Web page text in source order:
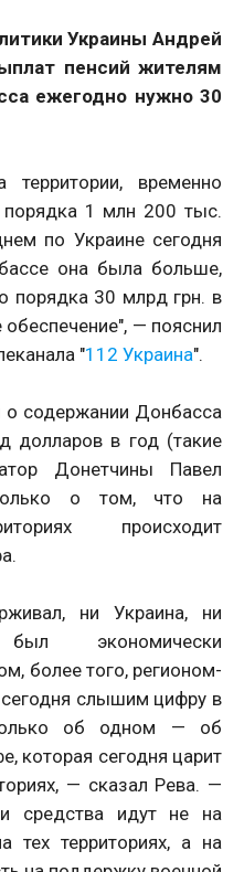
Украины Андрей
пенсий жителям
ежегодно нужно 30
временно
порядка 1 млн 200 тыс.
по Украине сегодня
она была больше,
порядка 30 млрд грн. в
— пояснил
"112 Украина".
о содержании Донбасса
долларов в год (такие
Донетчины Павел
о том, что на
происходит
ни Украина, ни
экономически
более того, регионом-
слышим цифру в
об одном — об
которая сегодня царит
— сказал Рева. —
средства идут не на
тех территориях, а на